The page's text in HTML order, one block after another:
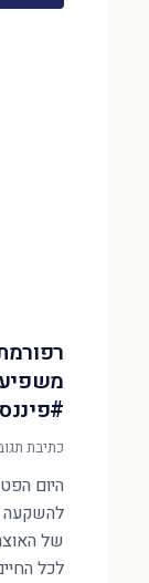
כתיבת
היום
להשקעה
לכל